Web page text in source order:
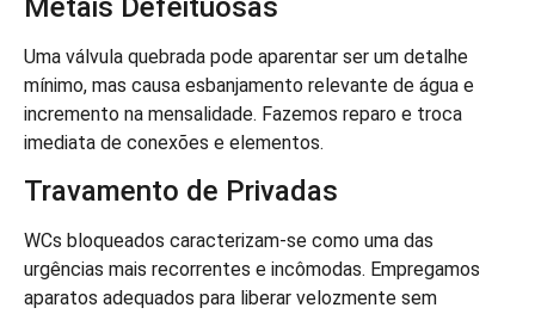
Metais Defeituosas
Uma válvula quebrada pode aparentar ser um detalhe
mínimo, mas causa esbanjamento relevante de água e
incremento na mensalidade. Fazemos reparo e troca
imediata de conexões e elementos.
Travamento de Privadas
WCs bloqueados caracterizam-se como uma das
urgências mais recorrentes e incômodas. Empregamos
aparatos adequados para liberar velozmente sem